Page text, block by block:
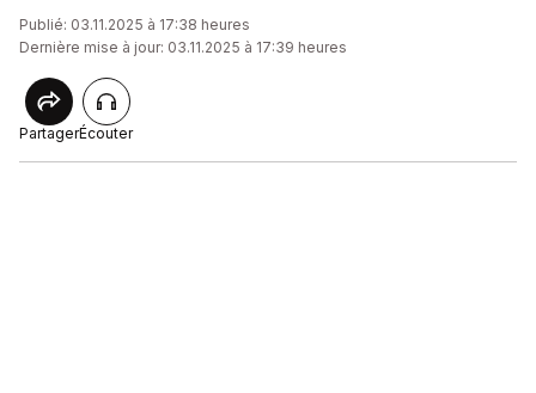
Publié: 03.11.2025 à 17:38 heures
Dernière mise à jour: 03.11.2025 à 17:39 heures
PartagerÉcouter